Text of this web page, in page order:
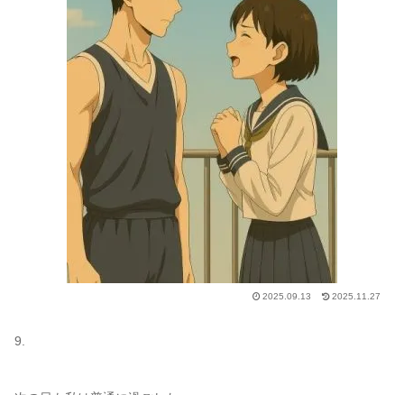
2025.09.13 2025.11.27
9.